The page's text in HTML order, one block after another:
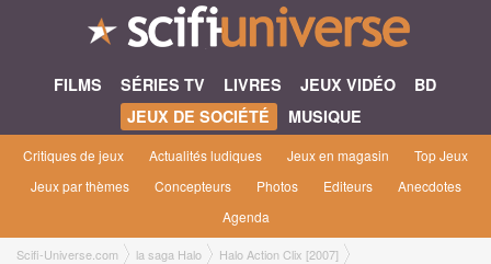
FILMS SÉRIES TV LIVRES JEUX VIDÉO
BD
JEUX DE SOCIÉTÉ
MUSIQUE
Critiques de jeux Actualités ludiques Jeux en magasin
Top Jeux
Jeux par thèmes
Concepteurs Photos Editeurs
Anecdotes
Agenda
Scifi-Universe.com la saga Halo Halo Action Clix [2007]